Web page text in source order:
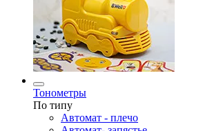
Тонометры
По типу
Автомат - плечо